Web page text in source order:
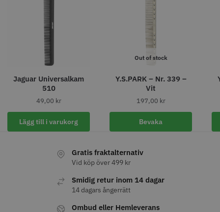
Jaguar Universalkam
510
49,00 kr
Lägg till i varukorg
Out of stock
Y.S.PARK – Nr. 339 –
Vit
197,00 kr
Bevaka
Gratis fraktalternativ
Vid köp över 499 kr
Smidig retur inom 14 dagar
14 dagars ångerrätt
Ombud eller Hemleverans
JRL - FreshFade 2020C
1799.00 kr1599.00 kr
11% Rabatt
Säkerhetshyvel - Halmstad
399.00 kr